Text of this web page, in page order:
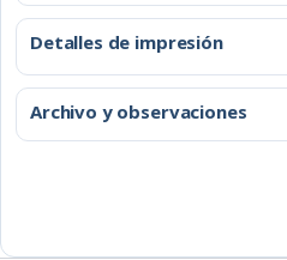
Detalles de impresión
Archivo y observaciones